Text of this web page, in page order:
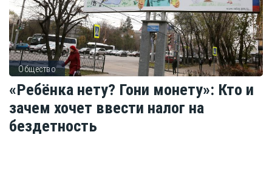
Общество
«Ребёнка нету? Гони монету»: Кто и
зачем хочет ввести налог на
бездетность